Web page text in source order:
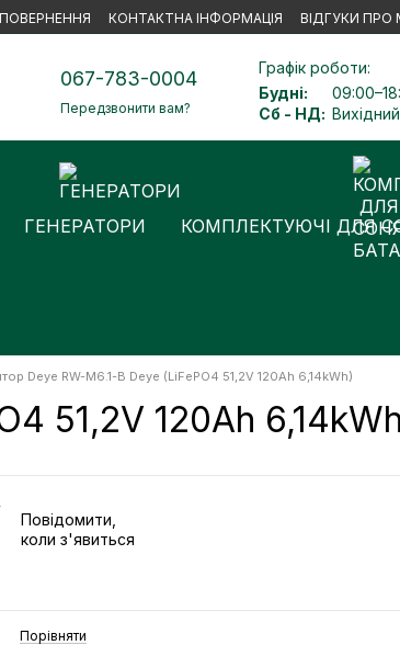
КОНТАКТНА ІНФОРМАЦІЯ ВІДГУКИ ПРО
067-783-0004
Передзвонити вам?
Графік роботи:
Будні:
Сб - НД: Вихідний
ГЕНЕРАТОРИ КОМПЛЕКТУЮЧІ ДЛЯ
Deye RW-M6.1-B Deye (LiFePO4 51,2V 120Ah 6,14kWh)
51,2V 120Ah
Повідомити,
коли з'явиться
Порівняти